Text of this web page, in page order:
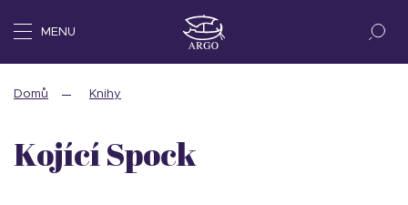
MENU
Domů Knihy
Kojící Spock